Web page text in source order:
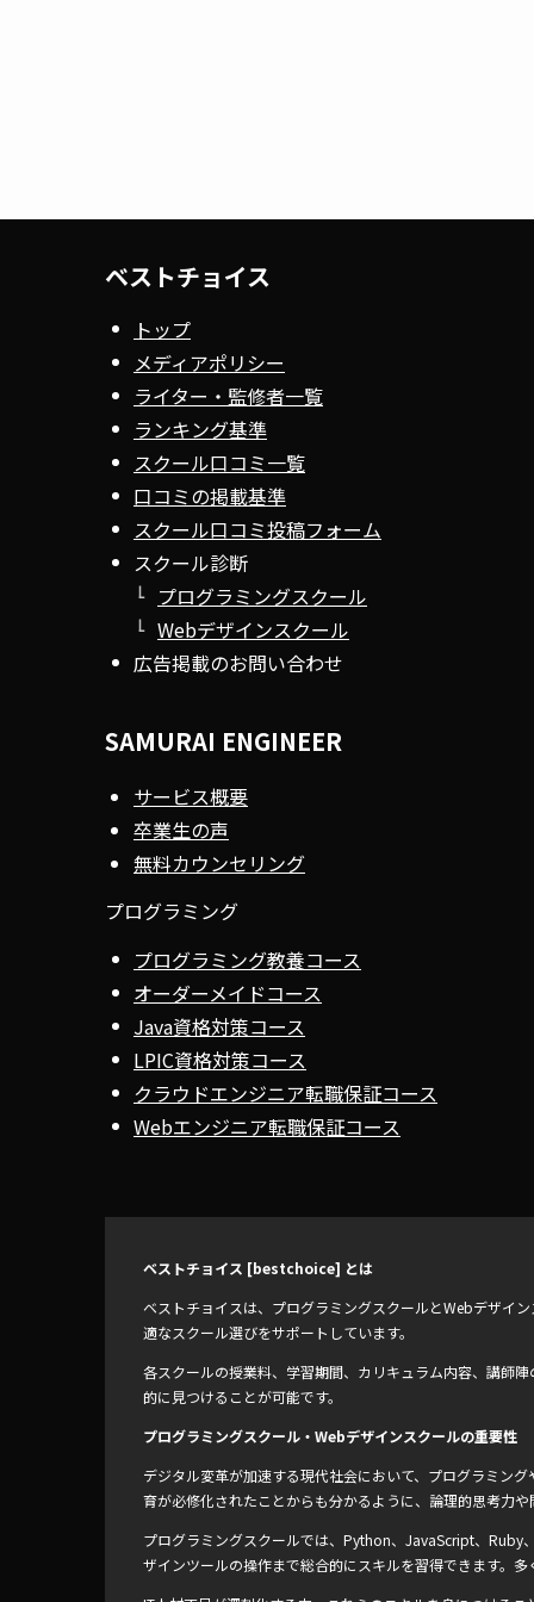
ベストチョイス
トップ
メディアポリシー
ライター・監修者一覧
ランキング基準
スクール口コミ一覧
口コミの掲載基準
スクール口コミ投稿フォーム
スクール診断
プログラミングスクール
Webデザインスクール
広告掲載のお問い合わせ
SAMURAI ENGINEER
サービス概要
卒業生の声
無料カウンセリング
プログラミング
プログラミング教養コース
オーダーメイドコース
Java資格対策コース
LPIC資格対策コース
クラウドエンジニア転職保証コース
Webエンジニア転職保証コース
ベストチョイス [bestchoice] とは
ベストチョイスは、プログラミングスクールとWebデザイ
適なスクール選びをサポートしています。
各スクールの授業料、学習期間、カリキュラム内容、講師
的に見つけることが可能です。
プログラミングスクール・Webデザインスクールの重要性
デジタル変革が加速する現代社会において、プログラミン
育が必修化されたことからも分かるように、論理的思考力
プログラミングスクールでは、Python、JavaScript、Ruby
ザインツールの操作まで総合的にスキルを習得できます。